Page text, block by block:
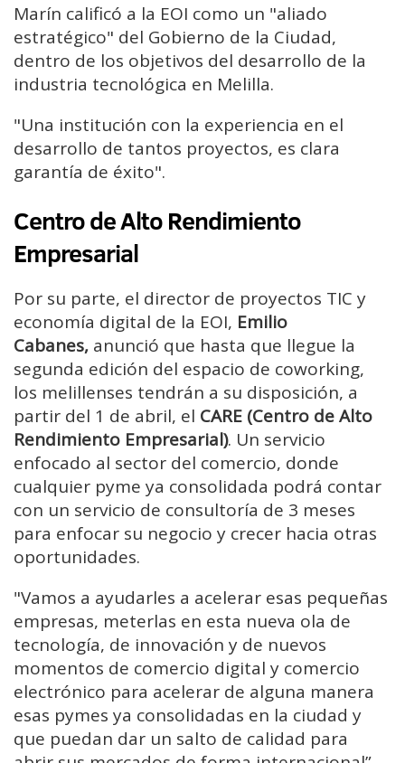
Marín calificó a la EOI como un "aliado
estratégico" del Gobierno de la Ciudad,
dentro de los objetivos del desarrollo de la
industria tecnológica en Melilla.
"Una institución con la experiencia en el
desarrollo de tantos proyectos, es clara
garantía de éxito".
Centro de Alto Rendimiento
Empresarial
Por su parte, el director de proyectos TIC y
economía digital de la EOI, Emilio
Cabanes, anunció que hasta que llegue la
segunda edición del espacio de coworking,
los melillenses tendrán a su disposición, a
partir del 1 de abril, el CARE (Centro de Alto
Rendimiento Empresarial). Un servicio
enfocado al sector del comercio, donde
cualquier pyme ya consolidada podrá contar
con un servicio de consultoría de 3 meses
para enfocar su negocio y crecer hacia otras
oportunidades.
"Vamos a ayudarles a acelerar esas pequeñas
empresas, meterlas en esta nueva ola de
tecnología, de innovación y de nuevos
momentos de comercio digital y comercio
electrónico para acelerar de alguna manera
esas pymes ya consolidadas en la ciudad y
que puedan dar un salto de calidad para